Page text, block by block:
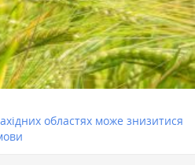
областях може знизитися